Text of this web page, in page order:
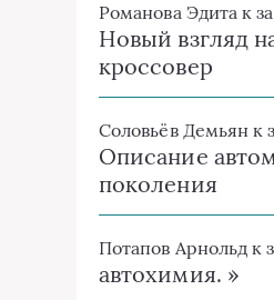
Романова Эдита к
Новый взгляд
кроссовер
Соловьёв Демьян к
Описание
поколения
Потапов Арнольд к
автохимия. »